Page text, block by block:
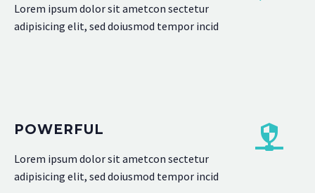
Lorem ipsum dolor sit ametcon sectetur
adipisicing elit, sed doiusmod tempor incid
POWERFUL
Lorem ipsum dolor sit ametcon sectetur
adipisicing elit, sed doiusmod tempor incid